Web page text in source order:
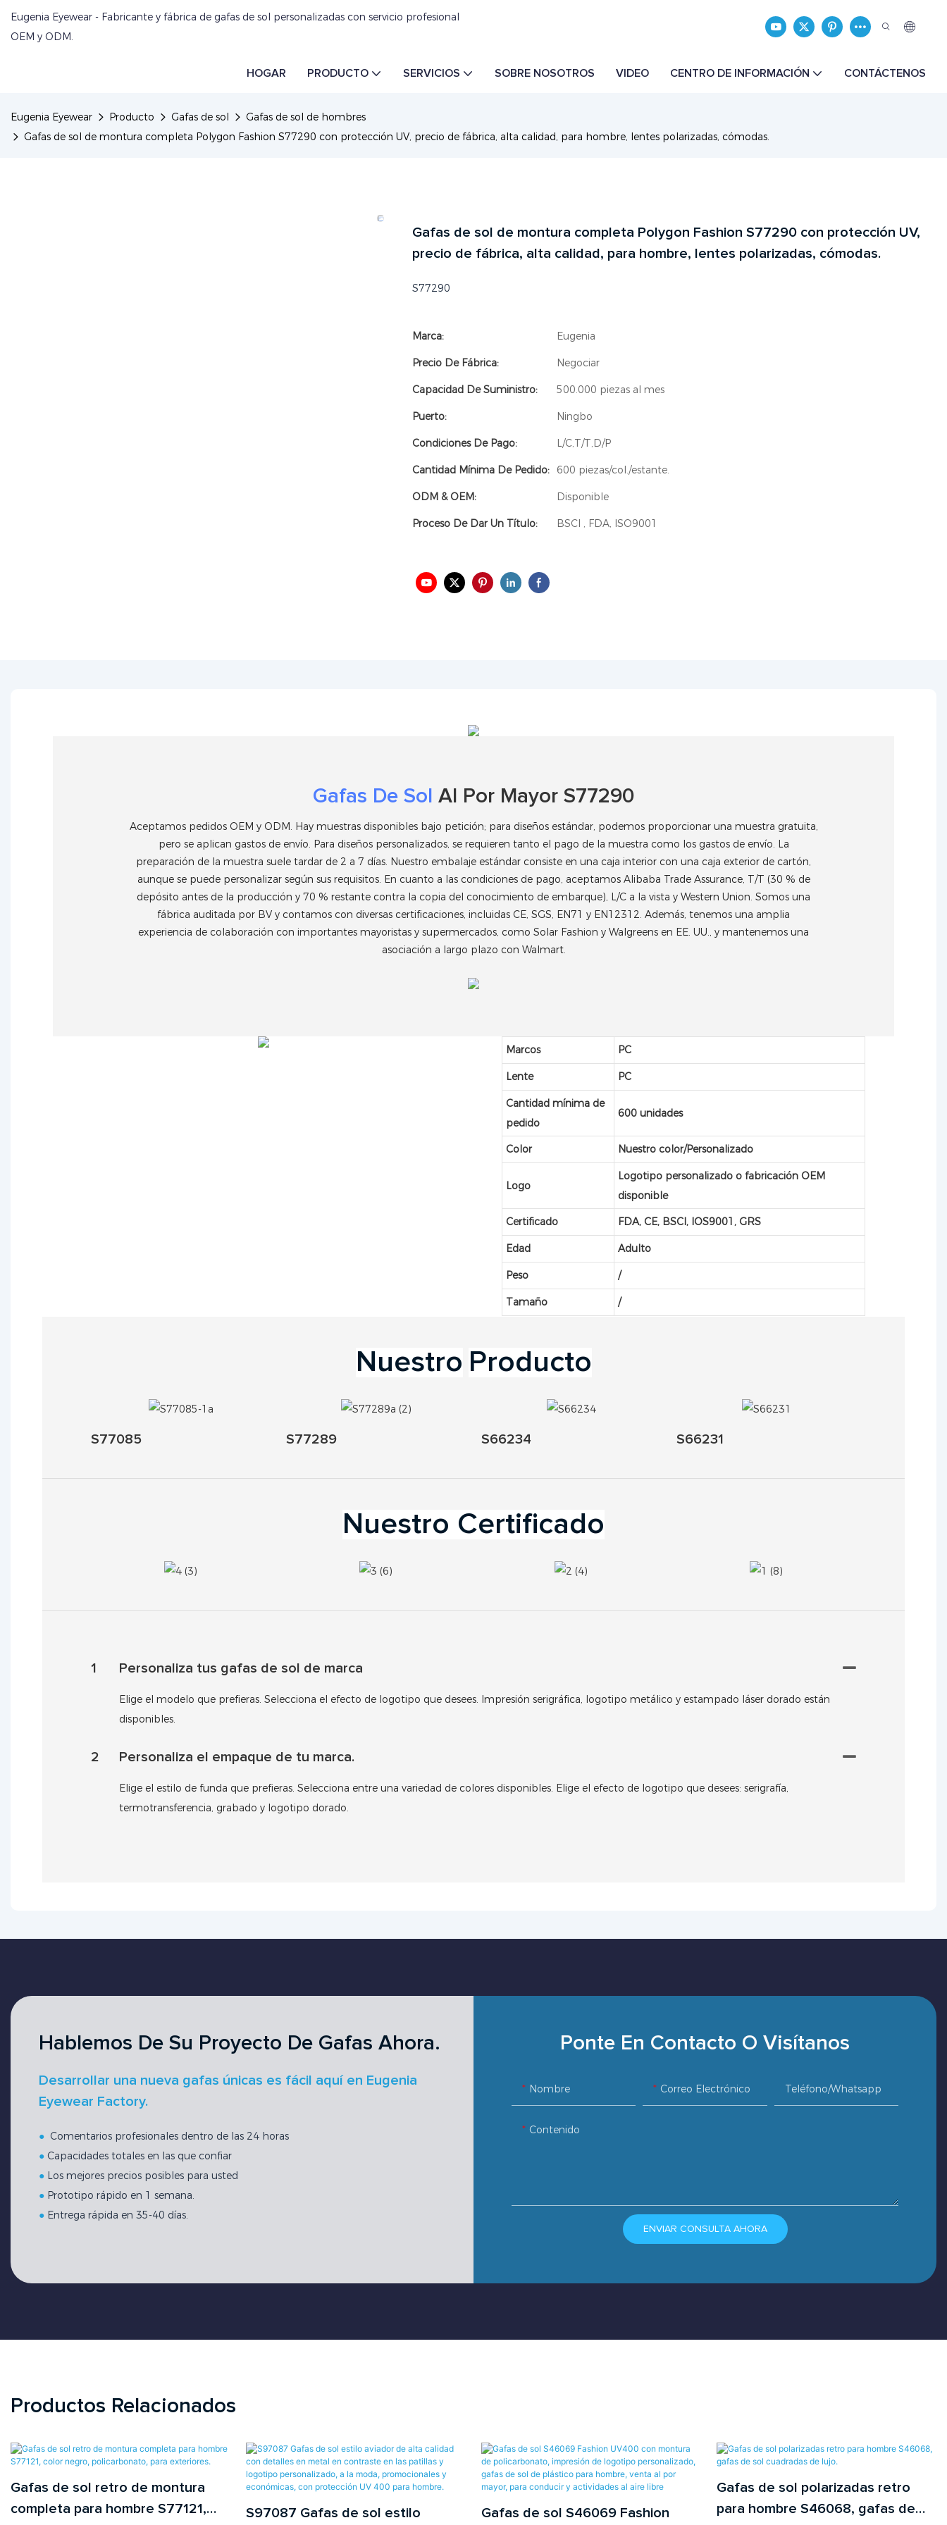
Eugenia Eyewear - Fabricante y fábrica de gafas de sol personalizadas con servicio profesional
OEM y ODM.
HOGAR PRODUCTO SERVICIOS SOBRE NOSOTROS VIDEO CENTRO DE INFORMACIÓN CONTÁCTENOS
Eugenia Eyewear Producto Gafas de sol
Gafas de sol de hombres
Gafas de sol de montura completa Polygon Fashion S77290 con protección UV, precio de fábrica, alta calidad, para hombre, lentes polarizadas, cómodas.
Gafas de sol de montura completa Polygon Fashion S77290 con protección UV,
precio de fábrica, alta calidad, para hombre, lentes polarizadas, cómodas.
S77290
Marca: Eugenia
Precio De Fábrica: Negociar
Capacidad De Suministro: 500.000 piezas al mes
Puerto: Ningbo
Condiciones De Pago: L/C,T/T,D/P
Cantidad Mínima De Pedido: 600 piezas/col./estante.
ODM & OEM: Disponible
Proceso De Dar Un Título: BSCI , FDA, ISO9001
Gafas De Sol Al Por Mayor S77290
Aceptamos pedidos OEM y ODM. Hay muestras disponibles bajo petición; para diseños estándar, podemos proporcionar una muestra gratuita,
pero se aplican gastos de envío. Para diseños personalizados, se requieren tanto el pago de la muestra como los gastos de envío. La
preparación de la muestra suele tardar de 2 a 7 días. Nuestro embalaje estándar consiste en una caja interior con una caja exterior de cartón,
aunque se puede personalizar según sus requisitos. En cuanto a las condiciones de pago, aceptamos Alibaba Trade Assurance, T/T (30 % de
depósito antes de la producción y 70 % restante contra la copia del conocimiento de embarque), L/C a la vista y Western Union. Somos una
fábrica auditada por BV y contamos con diversas certificaciones, incluidas CE, SGS, EN71 y EN12312. Además, tenemos una amplia
experiencia de colaboración con importantes mayoristas y supermercados, como Solar Fashion y Walgreens en EE. UU., y mantenemos una
asociación a largo plazo con Walmart.
Marcos PC
Lente PC
Cantidad mínima de
pedido
600 unidades
Color Nuestro color/Personalizado
Logo
Logotipo personalizado o fabricación OEM
disponible
Certificado FDA, CE, BSCI, IOS9001, GRS
Edad Adulto
Peso /
Tamaño /
Nuestro Producto
S77085 S77289 S66234 S66231
Nuestro Certificado
1 Personaliza tus gafas de sol de marca
Elige el modelo que prefieras. Selecciona el efecto de logotipo que desees. Impresión serigráfica, logotipo metálico y estampado láser dorado están
disponibles.
2 Personaliza el empaque de tu marca.
Elige el estilo de funda que prefieras. Selecciona entre una variedad de colores disponibles. Elige el efecto de logotipo que desees: serigrafía,
termotransferencia, grabado y logotipo dorado.
Hablemos De Su Proyecto De Gafas Ahora.
Desarrollar una nueva gafas únicas es fácil aquí en Eugenia
Eyewear Factory.
● Comentarios profesionales dentro de las 24 horas
● Capacidades totales en las que confiar
● Los mejores precios posibles para usted
● Prototipo rápido en 1 semana.
● Entrega rápida en 35-40 días.
Ponte En Contacto O Visítanos
Nombre Correo Electrónico Teléfono/whatsapp
Contenido
ENVIAR CONSULTA AHORA
Productos Relacionados
Gafas de sol retro de montura
completa para hombre S77121,
S97087 Gafas de sol estilo Gafas de sol S46069 Fashion
Gafas de sol polarizadas retro
para hombre S46068, gafas de